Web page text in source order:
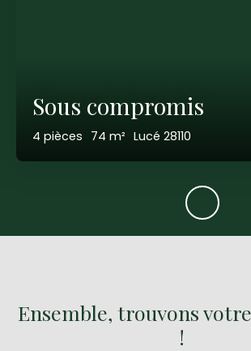
Sous compromis
4 pièces 74 m² Lucé 28110
Ensemble, trouvons
!